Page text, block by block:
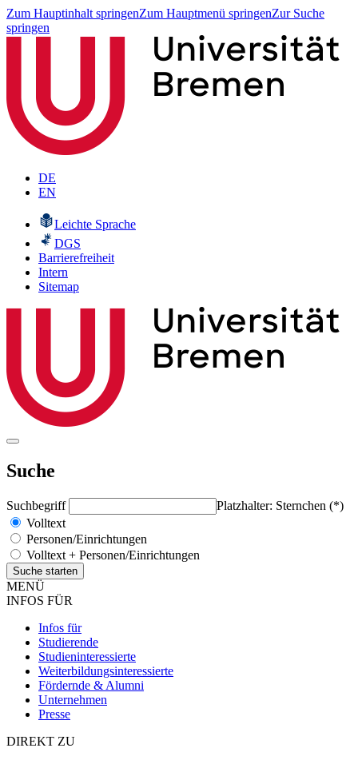
Zum Hauptinhalt springenZum Hauptmenü springenZur Suche
springen
DE
EN
Leichte Sprache
DGS
Barrierefreiheit
Intern
Sitemap
Suche
Suchbegriff
Platzhalter: Sternchen (*)
Volltext
Personen/Einrichtungen
Volltext + Personen/Einrichtungen
MENÜ
INFOS FÜR
Infos für
Studierende
Studieninteressierte
Weiterbildungsinteressierte
Fördernde & Alumni
Unternehmen
Presse
DIREKT ZU